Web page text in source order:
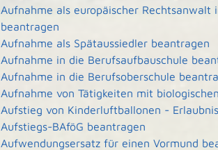
Aufnahme als europäischer Rechtsanwalt
beantragen
Aufnahme als Spätaussiedler beantragen
Aufnahme in die Berufsaufbauschule
Aufnahme in die Berufsoberschule
Aufnahme von Tätigkeiten mit
Aufstieg von Kinderluftballonen -
Aufstiegs-BAföG beantragen
Aufwendungsersatz für einen Vormund